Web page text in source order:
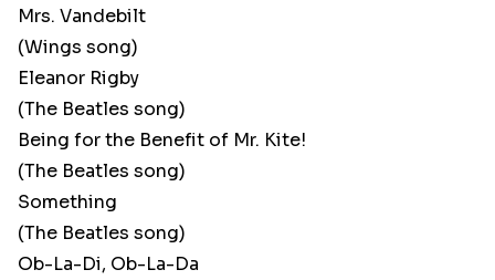
Mrs. Vandebilt
(Wings song)
Eleanor Rigby
(The Beatles song)
Being for the Benefit of Mr. Kite!
(The Beatles song)
Something
(The Beatles song)
Ob-La-Di, Ob-La-Da